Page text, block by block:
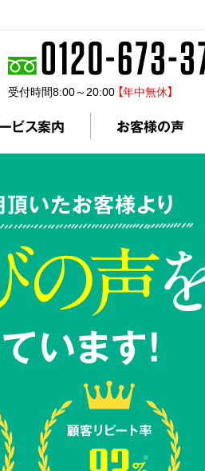
受付時間8:00～20:00 【年中無休】
ビス案内 お客様の声
いたお客様より
います!